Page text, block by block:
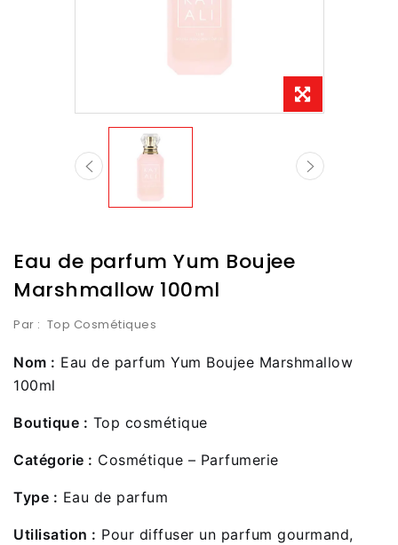
Eau de parfum Yum Boujee
Marshmallow 100ml
Par : Top Cosmétiques
Nom : Eau de parfum Yum Boujee Marshmallow
100ml
Boutique : Top cosmétique
Catégorie : Cosmétique – Parfumerie
Type : Eau de parfum
Utilisation : Pour diffuser un parfum gourmand,